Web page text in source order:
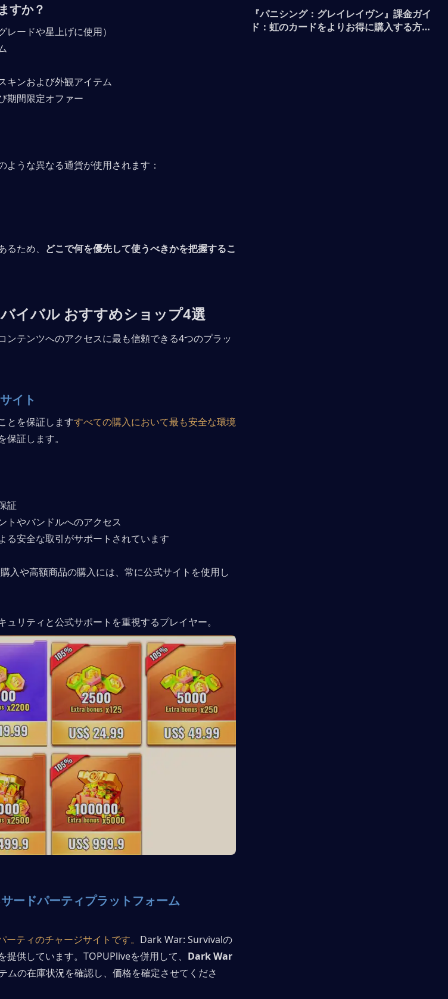
すか？
ードや星上げに使用）
キンおよび外観アイテム
期間限定オファー
うな異なる通貨が使用されます：
ため、 どこで何を優先して使うべきかを把握するこ
イバル おすすめショップ4選
ンテンツへのアクセスに最も信頼できる4つのプラッ
イト
とを保証しますすべての購入において最も安全な環境
証します。
証
トやバンドルへのアクセス
る安全な取引がサポートされています
入や高額商品の購入には、常に公式サイトを使用し
ュリティと公式サポートを重視するプレイヤー。
ードパーティプラットフォーム
ティのチャージサイトです。 Dark War: Survivalの
供しています。TOPUPliveを併用して、 Dark War
ムの在庫状況を確認し、価格を確定させてくださ
『パニシング：グレイレイヴン』課金ガイ
ド：虹のカードをよりお得に購入する方法